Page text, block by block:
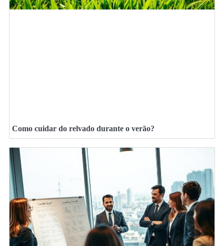
Como cuidar do relvado durante o verão?